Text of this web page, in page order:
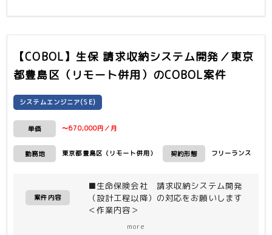
【COBOL】生保 請求収納システム開発／東京
都豊島区（リモート併用） のCOBOL案件
システムエンジニア(SE)
単価 〜670,000円／月
勤務地 東京都豊島区（リモート併用） 契約形態 フリーランス
案件内容
■生命保険会社 請求収納システム開発
（設計工程以降）の対応をお願いします
＜作業内容＞
more